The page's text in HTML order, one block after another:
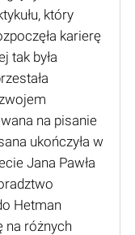
który
karierę
tak była
na pisanie
ukończyła w
Jana Pawła
Hetman
na różnych